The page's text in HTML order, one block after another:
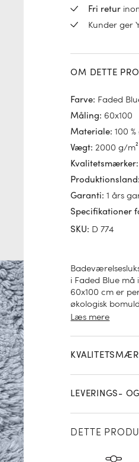
Fri retur
Kunder ger
OM DETTE
Farve: Faded
Måling: 60x100
Materiale:100
Vægt:2000 g/m²
Kvalitetsmærker
Produktionsland :
Garanti:1 års
Specifikationer
SKU: D 774
i Faded Blue
60x100 cm er
økologisk bomuld.
Læs mere
LEVERINGS-
DETTE